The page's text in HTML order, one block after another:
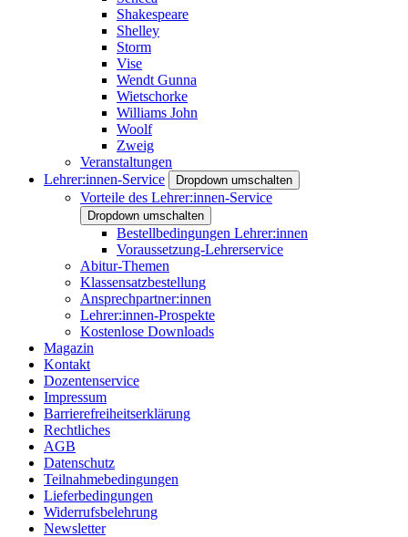
Shakespeare
Shelley
Storm
Vise
Wendt Gunna
Wietschorke
Williams John
Woolf
Zweig
Veranstaltungen
Lehrer:innen-Service
Dropdown umschalten
Vorteile des Lehrer:innen-Service
Dropdown umschalten
Bestellbedingungen Lehrer:innen
Voraussetzung-Lehrerservice
Abitur-Themen
Klassensatzbestellung
Ansprechpartner:innen
Lehrer:innen-Prospekte
Kostenlose Downloads
Magazin
Kontakt
Dozentenservice
Impressum
Barrierefreiheitserklärung
Rechtliches
AGB
Datenschutz
Teilnahmebedingungen
Lieferbedingungen
Widerrufsbelehrung
Newsletter